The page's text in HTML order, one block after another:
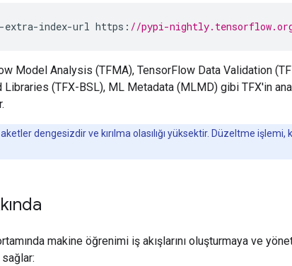
extra-index-url https : //pypi-
Model Analysis (TFMA), TensorFlow Data Validation
Libraries (TFX-BSL), ML Metadata (MLMD) gibi TFX'in
dengesizdir ve kırılma olasılığı yüksektir. Düzeltme
makine öğrenimi iş akışlarını oluşturmaya ve